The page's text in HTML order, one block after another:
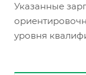
Указанные
уровня